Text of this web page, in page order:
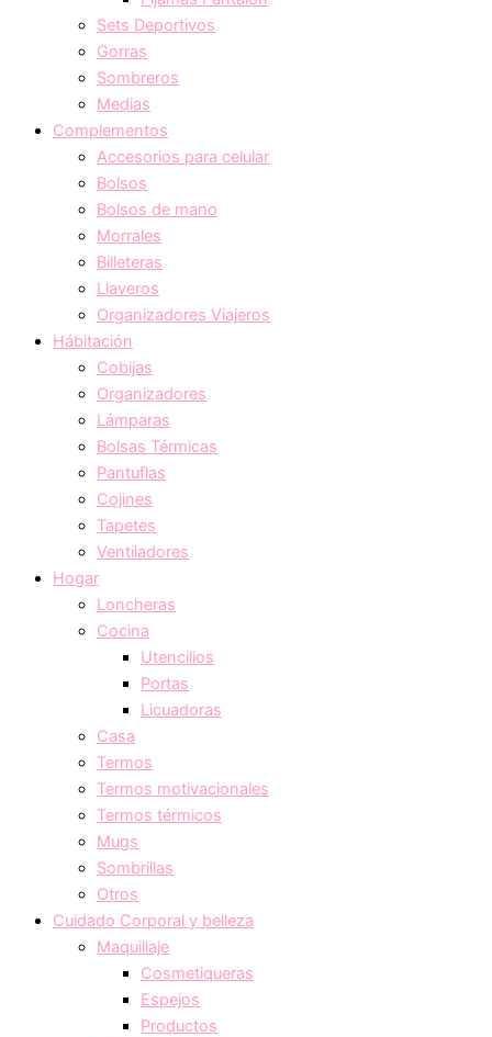
Sets Deportivos
Gorras
Sombreros
Medias
Complementos
Accesorios para celular
Bolsos
Bolsos de mano
Morrales
Billeteras
Llaveros
Organizadores Viajeros
Hábitación
Cobijas
Organizadores
Lámparas
Bolsas Térmicas
Pantuflas
Cojines
Tapetes
Ventiladores
Hogar
Loncheras
Cocina
Utencilios
Portas
Licuadoras
Casa
Termos
Termos motivacionales
Termos térmicos
Mugs
Sombrillas
Otros
Cuidado Corporal y belleza
Maquillaje
Cosmetiqueras
Espejos
Productos